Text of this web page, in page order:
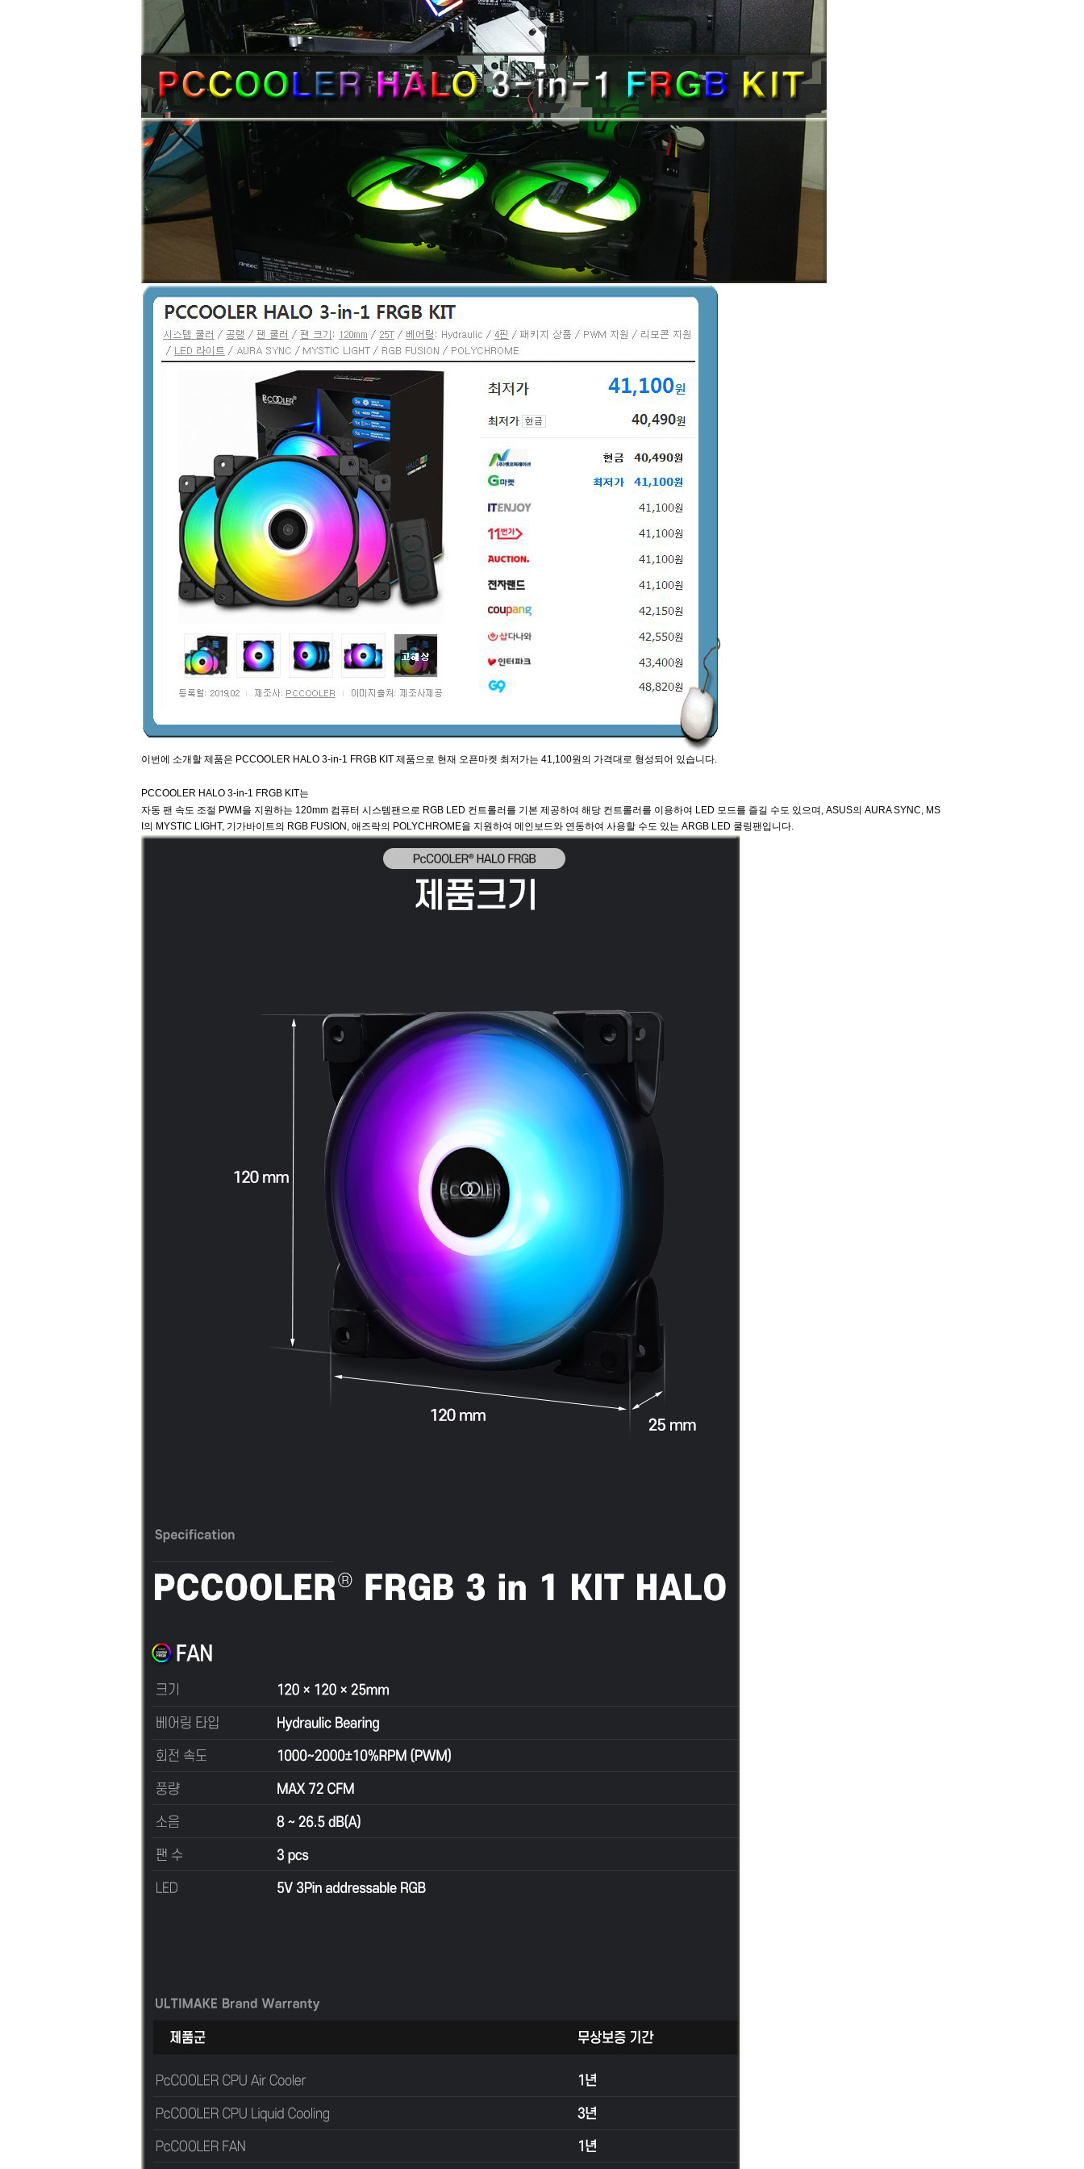
이번에 소개할 제품은 PCCOOLER HALO 3-in-1 FRGB KIT 제품으로 현재 오픈마켓 최저가는 41,100원의 가격대로 형성되어 있습니다.
PCCOOLER HALO 3-in-1 FRGB KIT는
자동 팬 속도 조절 PWM을 지원하는 120mm 컴퓨터 시스템팬으로 RGB LED 컨트롤러를 기본 제공하여 해당 컨트롤러를 이용하여 LED 모드를 즐길 수도 있으며, ASUS의 AURA SYNC, MS
I의 MYSTIC LIGHT, 기가바이트의 RGB FUSION, 애즈락의 POLYCHROME을 지원하여 메인보드와 연동하여 사용할 수도 있는 ARGB LED 쿨링팬입니다.